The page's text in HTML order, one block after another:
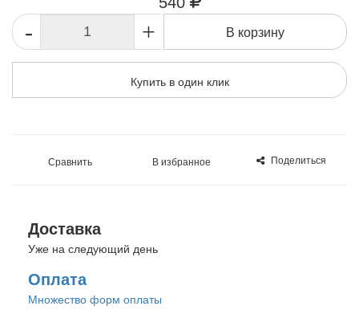
- + В корзину
Купить в один клик
Сравнить В избранное Поделиться
Доставка
Уже на следующий день
Оплата
Множество форм оплаты